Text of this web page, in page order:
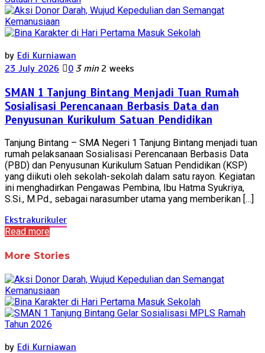
by Edi Kurniawan
23 July 2026
0 3 min 2 weeks
SMAN 1 Tanjung Bintang Menjadi Tuan Rumah
Sosialisasi Perencanaan Berbasis Data dan
Penyusunan Kurikulum Satuan Pendidikan
Tanjung Bintang – SMA Negeri 1 Tanjung Bintang menjadi tuan
rumah pelaksanaan Sosialisasi Perencanaan Berbasis Data
(PBD) dan Penyusunan Kurikulum Satuan Pendidikan (KSP)
yang diikuti oleh sekolah-sekolah dalam satu rayon. Kegiatan
ini menghadirkan Pengawas Pembina, Ibu Hatma Syukriya,
S.Si., M.Pd., sebagai narasumber utama yang memberikan […]
Ekstrakurikuler
Read more
More Stories
by Edi Kurniawan